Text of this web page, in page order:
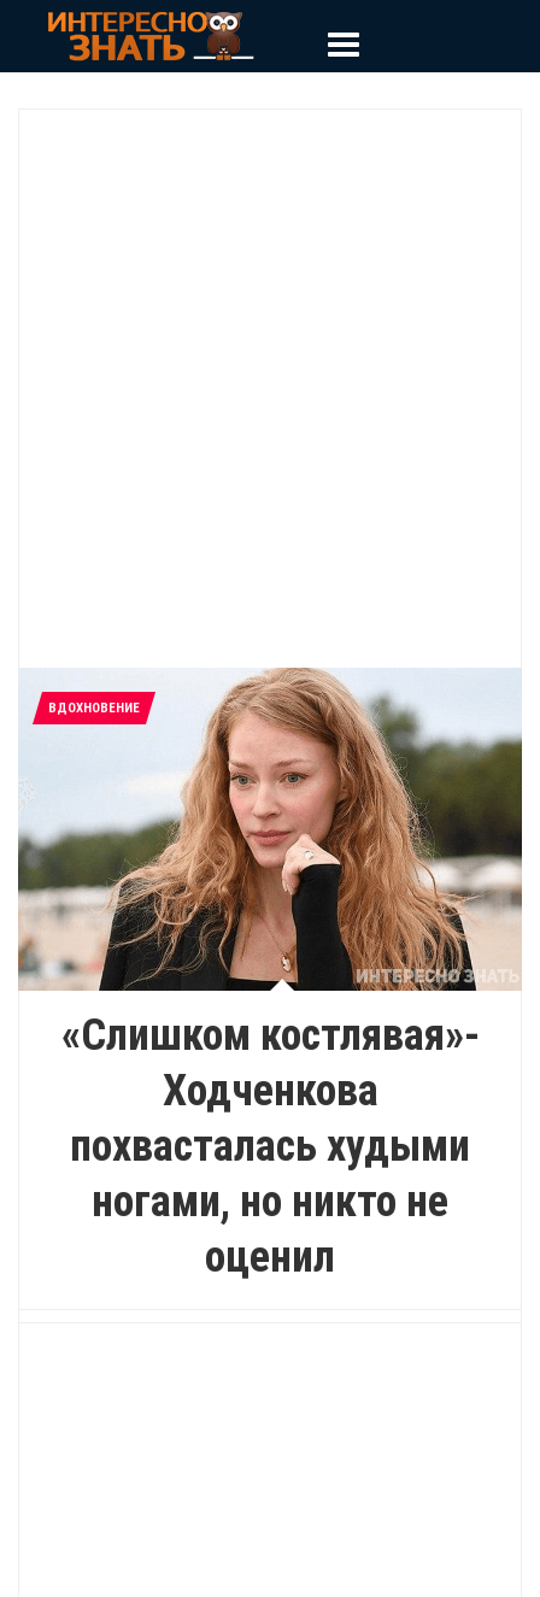
ВДОХНОВЕНИЕ
«Слишком костлявая»-
Ходченкова
похвасталась худыми
ногами, но никто не
оценил